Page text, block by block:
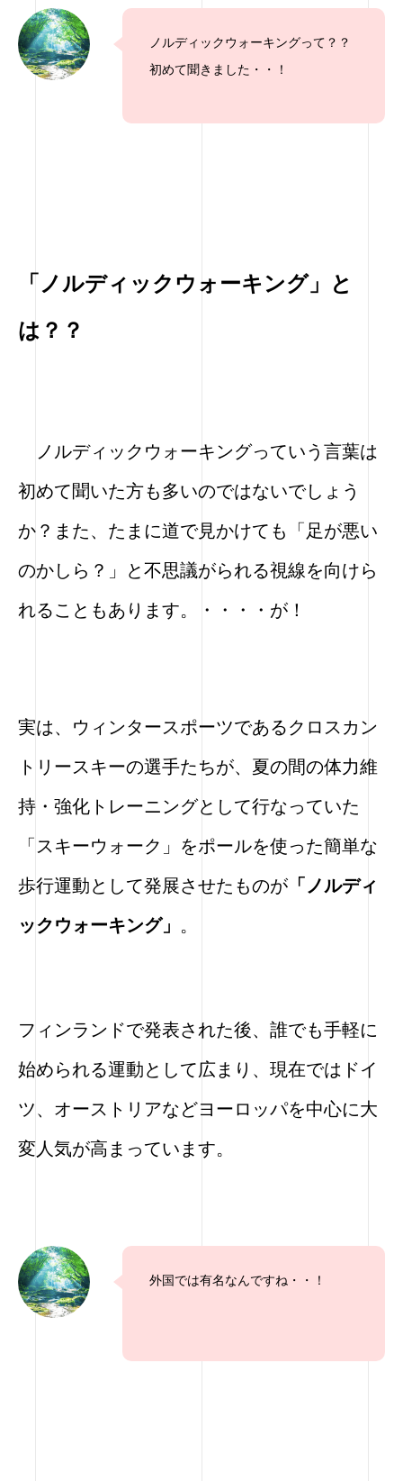
ノルディックウォーキングって？？
初めて聞きました・・！
「ノルディックウォーキング」と
は？？
ノルディックウォーキングっていう言葉は
初めて聞いた方も多いのではないでしょう
か？また、たまに道で見かけても「足が悪い
のかしら？」と不思議がられる視線を向けら
れることもあります。・・・・が！
実は、ウィンタースポーツであるクロスカン
トリースキーの選手たちが、夏の間の体力維
持・強化トレーニングとして行なっていた
「スキーウォーク」をポールを使った簡単な
歩行運動として発展させたものが 「ノルディ
ックウォーキング」 。
フィンランドで発表された後、誰でも手軽に
始められる運動として広まり、現在ではドイ
ツ、オーストリアなどヨーロッパを中心に大
変人気が高まっています。
外国では有名なんですね・・！